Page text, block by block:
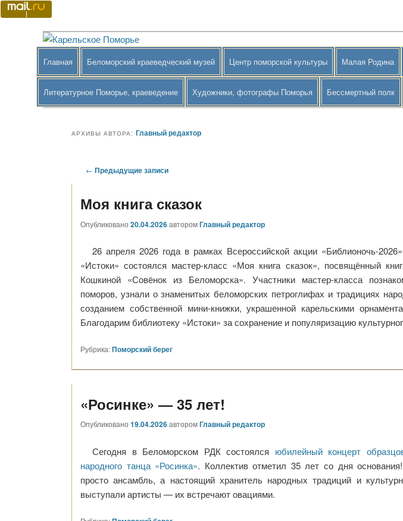
Перейти
к
основному
содержимому
Перейти
к
дополнительному
содержимому
Карельское Поморье
Краеведение Беломорского района
меню
Главная Беломорский краеведческий музей Центр поморской культуры Малая Родина
Литературное Поморье, краеведение Художники, фотографы Поморья Бессмертный полк
АРХИВЫ АВТОРА: Главный редактор
Навигация
записям
← Предыдущие записи
Моя книга сказок
Опубликовано 20.04.2026авторомГлавный редактор
26 апреля 2026 года в рамках Всероссийской акции «Библионочь-
«Истоки» состоялся мастер-класс «Моя книга сказок», посвящённый
Кошкиной «Совёнок из Беломорска». Участники мастер-класса
поморов, узнали о знаменитых беломорских петроглифах и традициях
созданием собственной мини-книжки, украшенной карельскими
Благодарим библиотеку «Истоки» за сохранение и популяризацию
Рубрика:Поморский берег
«Росинке» — 35 лет!
Опубликовано 19.04.2026авторомГлавный редактор
Сегодня в Беломорском РДК состоялся юбилейный концерт
народного танца «Росинка». Коллектив отметил 35 лет со дня
просто ансамбль, а настоящий хранитель народных традиций и
выступали артисты — их встречают овациями.